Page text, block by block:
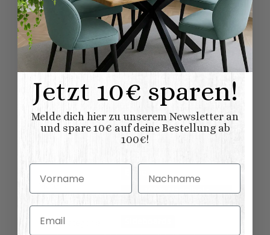
Lieferung: aufgebaut
Plattenoberseite
:
Eichenplatte
Schublade/-n
Holztür/-en
Möbel
Lieferung:
Möbel wird aufgebaut
geliefert
mit Fachboden
Material:
100% Nadelholz
Möbelkategorie:
Jetzt 10€ sparen!
Melde dich hier zu unserem Newsletter an
und spare 10€ auf deine Bestellung ab
100€!
Vorname Nachname
Email